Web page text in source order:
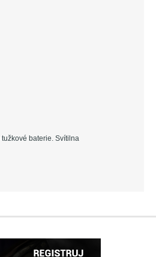
baterie. Svítilna